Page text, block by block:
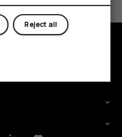
Reject all